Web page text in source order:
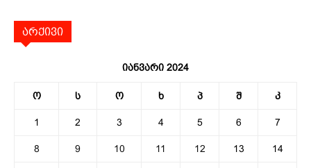
არქივი
იანვარი 2024
ო ს ო ხ პ შ კ
1 2 3 4 5 6 7
8 9 10 11 12 13 14